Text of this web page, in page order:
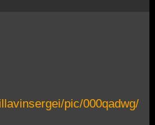
pic/000qadwg/